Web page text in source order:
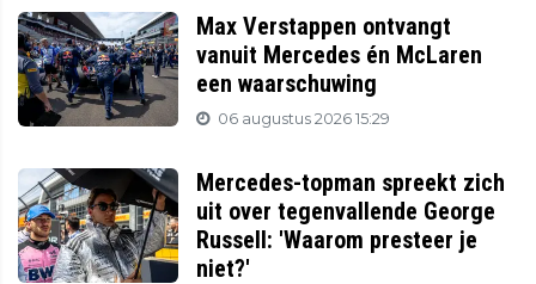
Max Verstappen ontvangt
vanuit Mercedes én McLaren
een waarschuwing
06 augustus 2026 15:29
Mercedes-topman spreekt zich
uit over tegenvallende George
Russell: 'Waarom presteer je
niet?'